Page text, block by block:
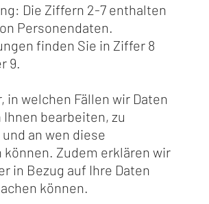
Die Ziffern 2-7 enthalten
Personendaten.
finden Sie in Ziffer 8
9.
in welchen Fällen wir Daten
bearbeiten, zu
an wen diese
Zudem erklären wir
in Bezug auf Ihre Daten
können.